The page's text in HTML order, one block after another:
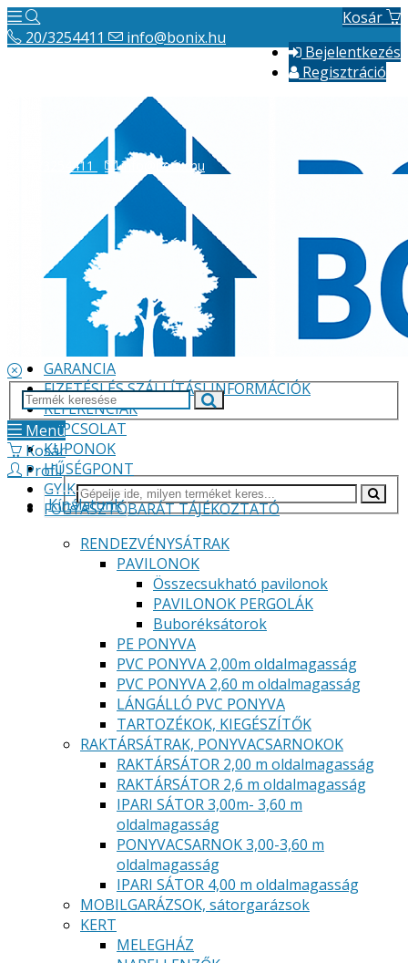
Kosár
Bejelentkezés
Regisztráció
20/3254411 info@bonix.hu
VÁLLALKOZÁS BEMUTATÁSA
GARANCIA
FIZETÉSI ÉS SZÁLLÍTÁSI INFORMÁCIÓK
REFERENCIÁK
KAPCSOLAT
KUPONOK
HŰSÉGPONT
GYIK
FOGYASZTÓBARÁT TÁJÉKOZTATÓ
20/3254411 info@bonix.hu
Menü
Kosár
Profil
Kínálatunk
RENDEZVÉNYSÁTRAK
PAVILONOK
Összecsukható pavilonok
PAVILONOK PERGOLÁK
Buboréksátorok
PE PONYVA
PVC PONYVA 2,00m oldalmagasság
PVC PONYVA 2,60 m oldalmagasság
LÁNGÁLLÓ PVC PONYVA
TARTOZÉKOK, KIEGÉSZÍTŐK
RAKTÁRSÁTRAK, PONYVACSARNOKOK
RAKTÁRSÁTOR 2,00 m oldalmagasság
RAKTÁRSÁTOR 2,6 m oldalmagasság
IPARI SÁTOR 3,00m- 3,60 m
oldalmagasság
PONYVACSARNOK 3,00-3,60 m
oldalmagasság
IPARI SÁTOR 4,00 m oldalmagasság
MOBILGARÁZSOK, sátorgarázsok
KERT
MELEGHÁZ